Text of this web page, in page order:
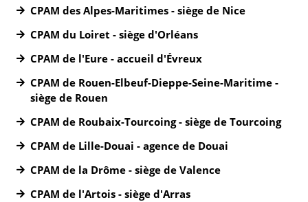
CPAM des Alpes-Maritimes - siège de Nice
CPAM du Loiret - siège d'Orléans
CPAM de l'Eure - accueil d'Évreux
CPAM de Rouen-Elbeuf-Dieppe-Seine-Maritime -
siège de Rouen
CPAM de Roubaix-Tourcoing - siège de Tourcoing
CPAM de Lille-Douai - agence de Douai
CPAM de la Drôme - siège de Valence
CPAM de l'Artois - siège d'Arras